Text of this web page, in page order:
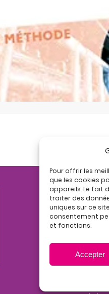
Pour offrir les
que les cookies
appareils. Le fait
traiter des
uniques sur ce
consentement
et fonctions.
Accepter
La